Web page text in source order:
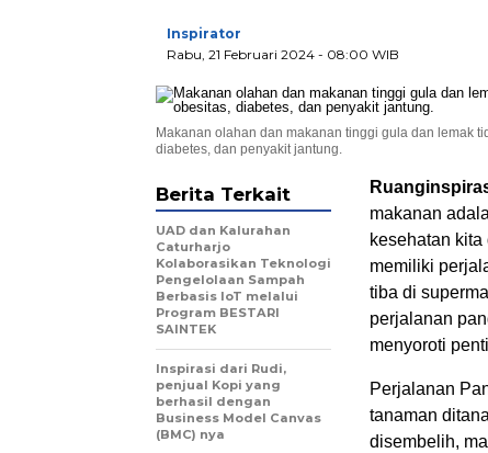
Inspirator
Rabu, 21 Februari 2024 - 08:00 WIB
Makanan olahan dan makanan tinggi gula dan lemak
diabetes, dan penyakit jantung.
makanan
kesehatan
memiliki
tiba di
perjalanan
menyoroti
Perjalanan
tanaman
disembelih,
Berita Terkait
UAD dan Kalurahan
Caturharjo
Kolaborasikan Teknologi
Pengelolaan Sampah
Berbasis IoT melalui
Program BESTARI
SAINTEK
Inspirasi dari Rudi,
penjual Kopi yang
berhasil dengan
Business Model Canvas
(BMC) nya